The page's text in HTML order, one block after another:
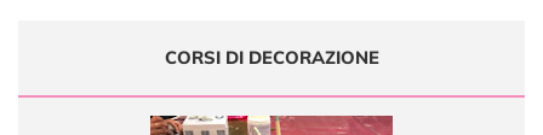
CORSI DI DECORAZIONE